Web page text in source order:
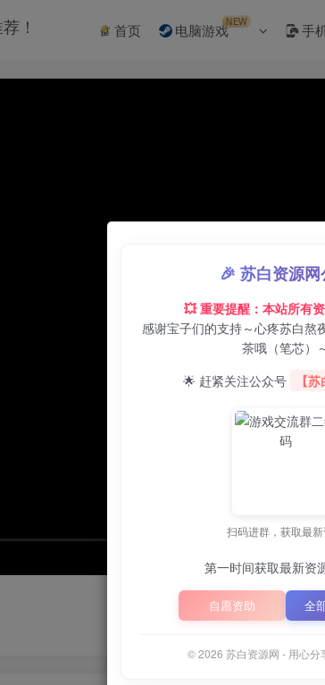
首页 电脑游戏NEW 手
🎉 苏白资源
💥 重要提醒：本站所有
感谢宝子们的支持～心疼苏白熬
茶哦（笔芯）
🌟 赶紧关注公众号
【
扫码进群，获取最
第一时间获取最新资
自愿资助 全
© 2026 苏白资源网 - 用心分